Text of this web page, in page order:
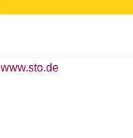
www.sto.de